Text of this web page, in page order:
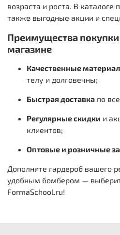
возраста и роста. В каталоге
также выгодные акции и
Преимущества покупки
магазине
Качественные
телу и долговечны;
Быстрая доставка по
Регулярные скидки и
клиентов;
Оптовые и розничные
Дополните гардероб вашего
удобным бомбером —
FormaSchool.ru!